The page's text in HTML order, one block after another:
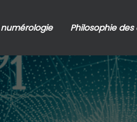
Philosophie des